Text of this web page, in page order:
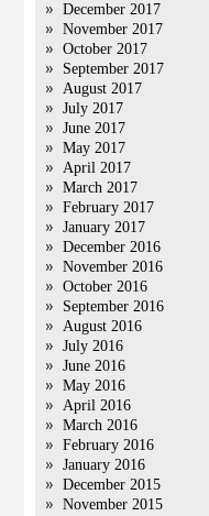
December 2017
November 2017
October 2017
September 2017
August 2017
July 2017
June 2017
May 2017
April 2017
March 2017
February 2017
January 2017
December 2016
November 2016
October 2016
September 2016
August 2016
July 2016
June 2016
May 2016
April 2016
March 2016
February 2016
January 2016
December 2015
November 2015